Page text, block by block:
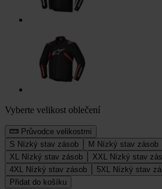
Vyberte velikost oblečení
Průvodce velikostmi
S Nízký stav zásob M Nízký stav zásob
XL Nízký stav zásob XXL Nízký stav
4XL Nízký stav zásob 5XL Nízký stav
Přidat do košíku